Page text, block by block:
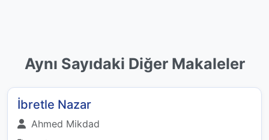
Aynı Sayıdaki Diğer Makaleler
İbretle Nazar
Ahmed Mikdad